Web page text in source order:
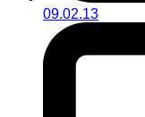
09.02.13